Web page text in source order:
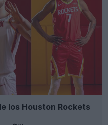
los Houston Rockets